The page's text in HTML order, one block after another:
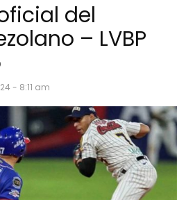
del
– LVBP
- 8:11 am